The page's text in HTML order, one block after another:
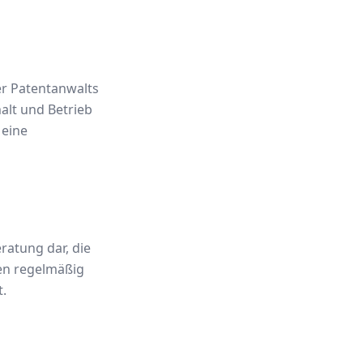
Patentanwalts
und Betrieb
dar, die
regelmäßig